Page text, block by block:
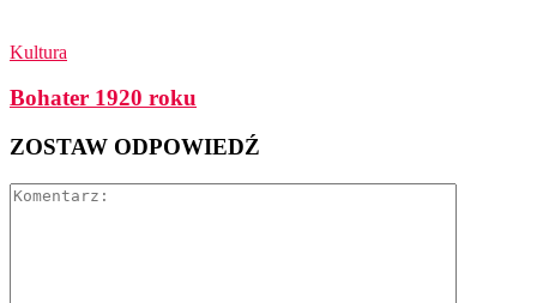
Kultura
Bohater 1920 roku
ZOSTAW ODPOWIEDŹ